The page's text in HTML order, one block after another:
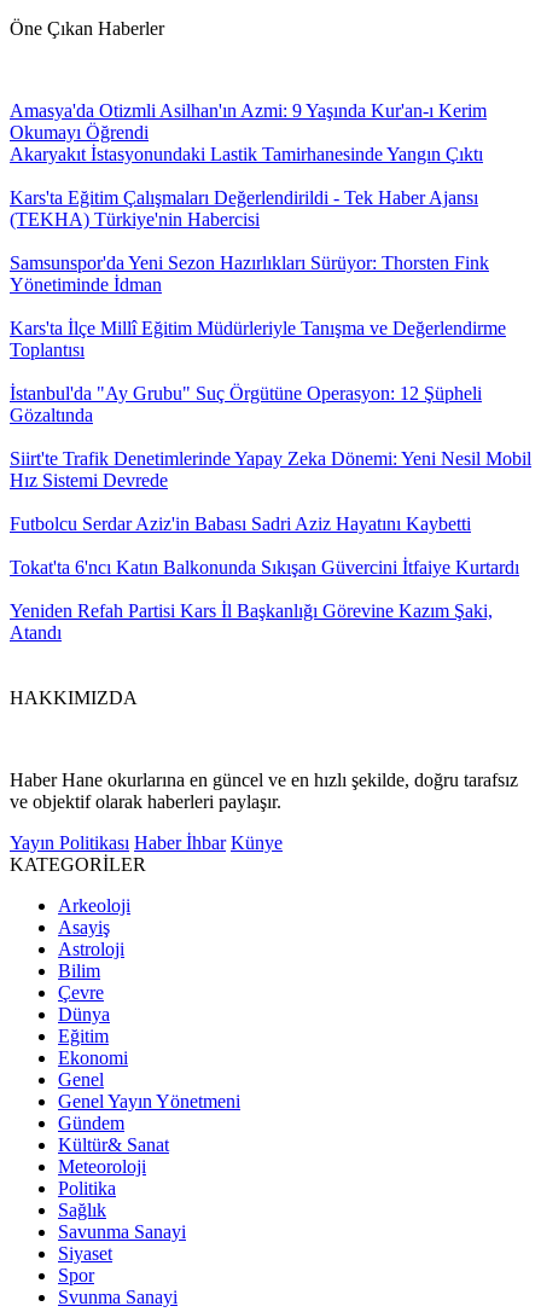
Öne Çıkan Haberler
Amasya'da Otizmli Asilhan'ın Azmi: 9 Yaşında Kur'an-ı Kerim
Okumayı Öğrendi
Akaryakıt İstasyonundaki Lastik Tamirhanesinde Yangın Çıktı
Kars'ta Eğitim Çalışmaları Değerlendirildi - Tek Haber Ajansı
(TEKHA) Türkiye'nin Habercisi
Samsunspor'da Yeni Sezon Hazırlıkları Sürüyor: Thorsten Fink
Yönetiminde İdman
Kars'ta İlçe Millî Eğitim Müdürleriyle Tanışma ve Değerlendirme
Toplantısı
İstanbul'da "Ay Grubu" Suç Örgütüne Operasyon: 12 Şüpheli
Gözaltında
Siirt'te Trafik Denetimlerinde Yapay Zeka Dönemi: Yeni Nesil Mobil
Hız Sistemi Devrede
Futbolcu Serdar Aziz'in Babası Sadri Aziz Hayatını Kaybetti
Tokat'ta 6'ncı Katın Balkonunda Sıkışan Güvercini İtfaiye Kurtardı
Yeniden Refah Partisi Kars İl Başkanlığı Görevine Kazım Şaki,
Atandı
HAKKIMIZDA
Haber Hane okurlarına en güncel ve en hızlı şekilde, doğru tarafsız
ve objektif olarak haberleri paylaşır.
Yayın Politikası Haber İhbar Künye
KATEGORİLER
Arkeoloji
Asayiş
Astroloji
Bilim
Çevre
Dünya
Eğitim
Ekonomi
Genel
Genel Yayın Yönetmeni
Gündem
Kültür& Sanat
Meteoroloji
Politika
Sağlık
Savunma Sanayi
Siyaset
Spor
Svunma Sanayi